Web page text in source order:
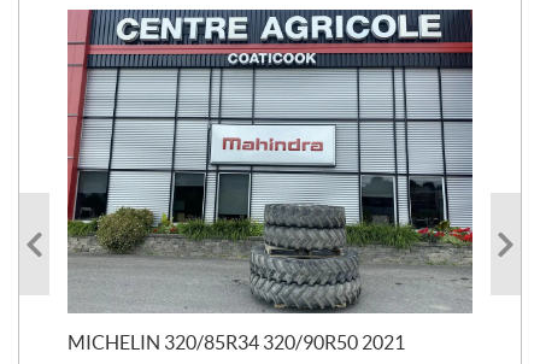
MICHELIN 320/85R34 320/90R50 2021
37